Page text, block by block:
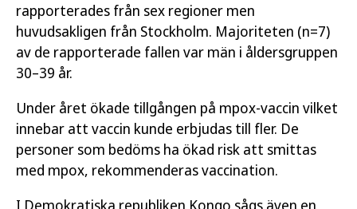
rapporterades från sex regioner men
huvudsakligen från Stockholm. Majoriteten (n=7)
av de rapporterade fallen var män i åldersgruppen
30–39 år.
Under året ökade tillgången på mpox-vaccin vilket
innebar att vaccin kunde erbjudas till fler. De
personer som bedöms ha ökad risk att smittas
med mpox, rekommenderas vaccination.
I Demokratiska republiken Kongo sågs även en